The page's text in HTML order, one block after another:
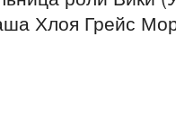
Хлоя Грейс